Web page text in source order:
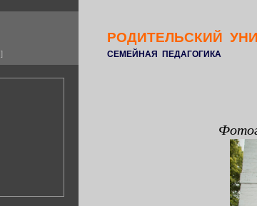
]
РОДИТЕЛЬСКИЙ
СЕМЕЙНАЯ ПЕДАГОГИКА